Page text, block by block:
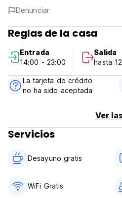
noche, y un minibar. Las
privado tienen productos de
caliente. Los toallas y las
El personal atento, que puede
cada día para asegurar que los
estancia relajada y sin stress.
viaje, transferencias aéreas,
compra podrán ser organizados
profesional.
Política de cancelación: 3 días
primer día de su estancia.
Check-out antes de 12:00.
Reception 24 horas.
Desayuno incluido.
No hay cierre de horario.
Denunciar
Reglas de la casa
Entrada
14:00 - 23:00
Salida
hasta
La tarjeta de crédito
no ha sido aceptada
Ver
Servicios
Desayuno gratis
WiFi Gratis